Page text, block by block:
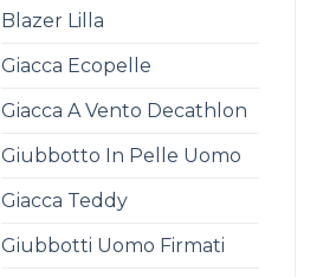
Blazer Lilla
Giacca Ecopelle
Giacca A Vento Decathlon
Giubbotto In Pelle Uomo
Giacca Teddy
Giubbotti Uomo Firmati